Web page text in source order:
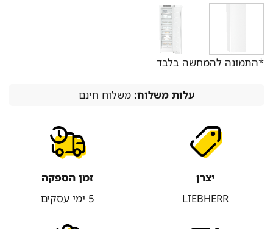
*התמונה להמחשה בלבד
עלות משלוח:משלוח חינם
יצרן
LIEBHERR
זמן הספקה
5 ימי עסקים